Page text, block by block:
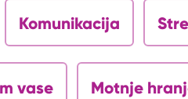
Komunikacija
vase Motnje